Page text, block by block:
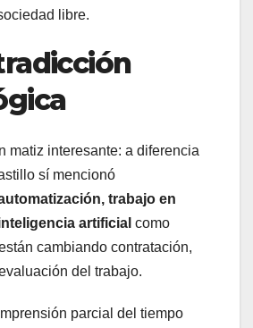
libre.
matiz interesante: a diferencia
sí mencionó
trabajo en
artificial como
cambiando contratación,
del trabajo.
parcial del tiempo